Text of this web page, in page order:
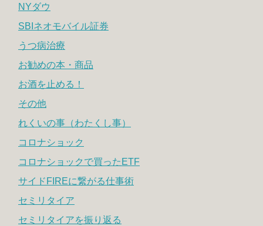
NYダウ
SBIネオモバイル証券
うつ病治療
お勧めの本・商品
お酒を止める！
その他
れくいの事（わたくし事）
コロナショック
コロナショックで買ったETF
サイドFIREに繋がる仕事術
セミリタイア
セミリタイアを振り返る